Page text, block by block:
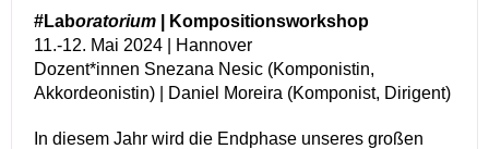
#Laboratorium | Kompositionsworkshop
11.-12. Mai 2024 | Hannover
Dozent*innen Snezana Nesic (Komponistin,
Akkordeonistin) | Daniel Moreira (Komponist, Dirigent)
In diesem Jahr wird die Endphase unseres großen